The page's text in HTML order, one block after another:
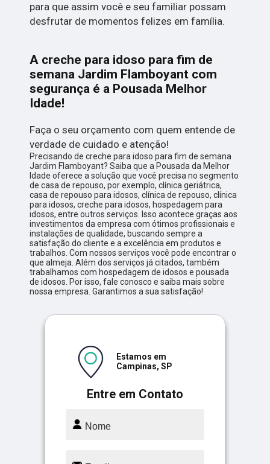
para que assim você e seu familiar possam
desfrutar de momentos felizes em família.
A creche para idoso para fim de
semana Jardim Flamboyant com
segurança é a Pousada Melhor
Idade!
Faça o seu orçamento com quem entende de
verdade de cuidado e atenção!
Precisando de creche para idoso para fim de semana
Jardim Flamboyant? Saiba que a Pousada da Melhor
Idade oferece a solução que você precisa no segmento
de casa de repouso, por exemplo, clínica geriátrica,
casa de repouso para idosos, clínica de repouso, clínica
para idosos, creche para idosos, hospedagem para
idosos, entre outros serviços. Isso acontece graças aos
investimentos da empresa com ótimos profissionais e
instalações de qualidade, buscando sempre a
satisfação do cliente e a excelência em produtos e
trabalhos. Com nossos serviços você pode encontrar o
que almeja. Além dos serviços já citados, também
trabalhamos com hospedagem de idosos e pousada
de idosos. Por isso, fale conosco e saiba mais sobre
nossa empresa. Garantimos a sua satisfação!
Entre em Contato
Estamos em
Campinas, SP